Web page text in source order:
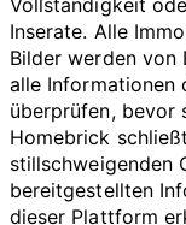
Vollständigkeit
Inserate. Alle
Bilder werden
alle Informationen
überprüfen, bevor
Homebrick
stillschweigenden
bereitgestellten
dieser Plattform